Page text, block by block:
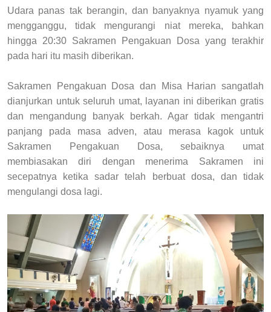
Udara panas tak berangin, dan banyaknya nyamuk yang
mengganggu, tidak mengurangi niat mereka, bahkan
hingga 20:30 Sakramen Pengakuan Dosa yang terakhir
pada hari itu masih diberikan.
Sakramen Pengakuan Dosa dan Misa Harian sangatlah
dianjurkan untuk seluruh umat, layanan ini diberikan gratis
dan mengandung banyak berkah. Agar tidak mengantri
panjang pada masa adven, atau merasa kagok untuk
Sakramen Pengakuan Dosa, sebaiknya umat
membiasakan diri dengan menerima Sakramen ini
secepatnya ketika sadar telah berbuat dosa, dan tidak
mengulangi dosa lagi.